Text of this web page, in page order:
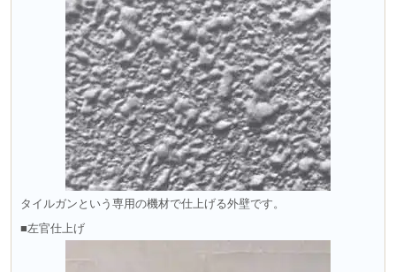
タイルガンという専用の機材で仕上げる外壁です。
■左官仕上げ